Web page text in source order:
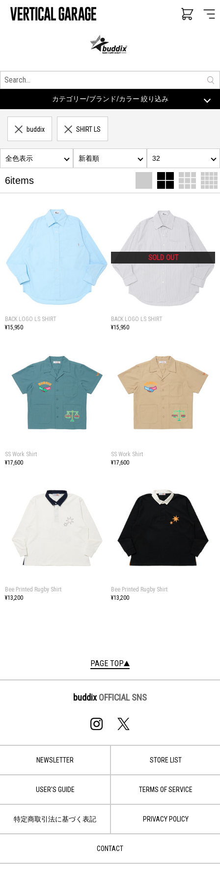
カテゴリー/ブランド/カラー 絞り込み
buddix SHIRT LS
6items
全色表示 新着順 32
BACK LOGO LS SHIRT
¥15,950
BACK LOGO LS SHIRT
¥15,950
SS Work Shirt
¥17,600
SS Work Shirt
¥17,600
Bee Printed Rugby Shirt
¥13,200
Bee Printed Rugby Shirt
¥13,200
PAGE TOP
buddix OFFICIAL SNS
NEWSLETTER STORE LIST
USER'S GUIDE TERMS OF SERVICE
特定商取引法に基づく表記 PRIVACY POLICY
CONTACT